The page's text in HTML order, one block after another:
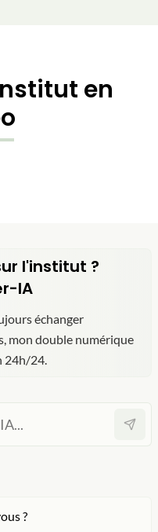
en
l'institut ?
IA
échanger
mon double numérique
24h/24.
?